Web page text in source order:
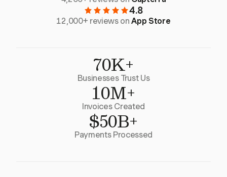
4.8
12,000+ reviews onApp Store
70K+
Businesses Trust Us
10M+
Invoices Created
$50B+
Payments Processed